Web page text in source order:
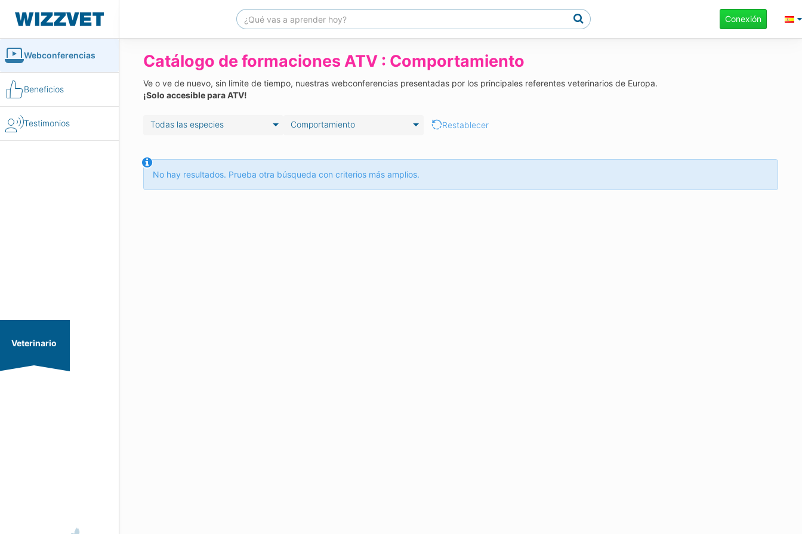
Webconferencias
Beneficios
Testimonios
Veterinario
Conexión
Catálogo de formaciones ATV : Comportamiento
Ve o ve de nuevo, sin límite de tiempo, nuestras webconferencias presentadas por los principales referentes veterinarios de Europa.
¡Solo accesible para ATV!
Todas las especies Comportamiento Restablecer
No hay resultados. Prueba otra búsqueda con criterios más amplios.